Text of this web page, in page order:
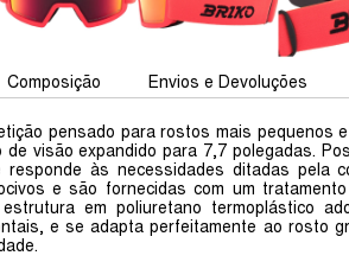
Composição Envios e Devoluções
pensado para rostos mais pequenos
de visão expandido para 7,7 polegadas.
responde às necessidades ditadas pela
e são fornecidas com um
em poliuretano termoplástico
e se adapta perfeitamente ao rosto